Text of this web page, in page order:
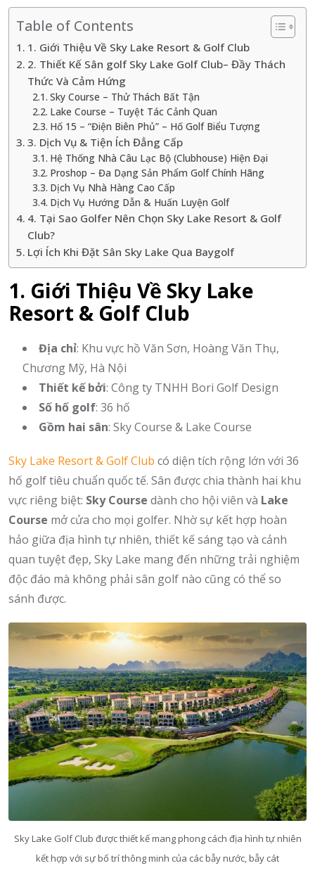
Table of Contents
1. Giới Thiệu Về Sky Lake Resort & Golf Club
2. Thiết Kế Sân golf Sky Lake Golf Club– Đầy Thách
Thức Và Cảm Hứng
Sky Course – Thử Thách Bất Tận
Lake Course – Tuyệt Tác Cảnh Quan
Hố 15 – “Điện Biên Phủ” – Hố Golf Biểu Tượng
3. Dịch Vụ & Tiện Ích Đẳng Cấp
Hệ Thống Nhà Câu Lạc Bộ (Clubhouse) Hiện Đại
Proshop – Đa Dạng Sản Phẩm Golf Chính Hãng
Dịch Vụ Nhà Hàng Cao Cấp
Dịch Vụ Hướng Dẫn & Huấn Luyện Golf
4. Tại Sao Golfer Nên Chọn Sky Lake Resort & Golf
Club?
Lợi Ích Khi Đặt Sân Sky Lake Qua Baygolf
1. Giới Thiệu Về Sky Lake
Resort & Golf Club
Địa chỉ: Khu vực hồ Văn Sơn, Hoàng Văn Thụ,
Chương Mỹ, Hà Nội
Thiết kế bởi: Công ty TNHH Bori Golf Design
Số hố golf: 36 hố
Gồm hai sân: Sky Course & Lake Course
Sky Lake Resort & Golf Club có diện tích rộng lớn với 36
hố golf tiêu chuẩn quốc tế. Sân được chia thành hai khu
vực riêng biệt: Sky Course dành cho hội viên và Lake
Course mở cửa cho mọi golfer. Nhờ sự kết hợp hoàn
hảo giữa địa hình tự nhiên, thiết kế sáng tạo và cảnh
quan tuyệt đẹp, Sky Lake mang đến những trải nghiệm
độc đáo mà không phải sân golf nào cũng có thể so
sánh được.
Sky Lake Golf Club được thiết kế mang phong cách địa hình tự nhiên
kết hợp với sự bố trí thông minh của các bẫy nước, bẫy cát